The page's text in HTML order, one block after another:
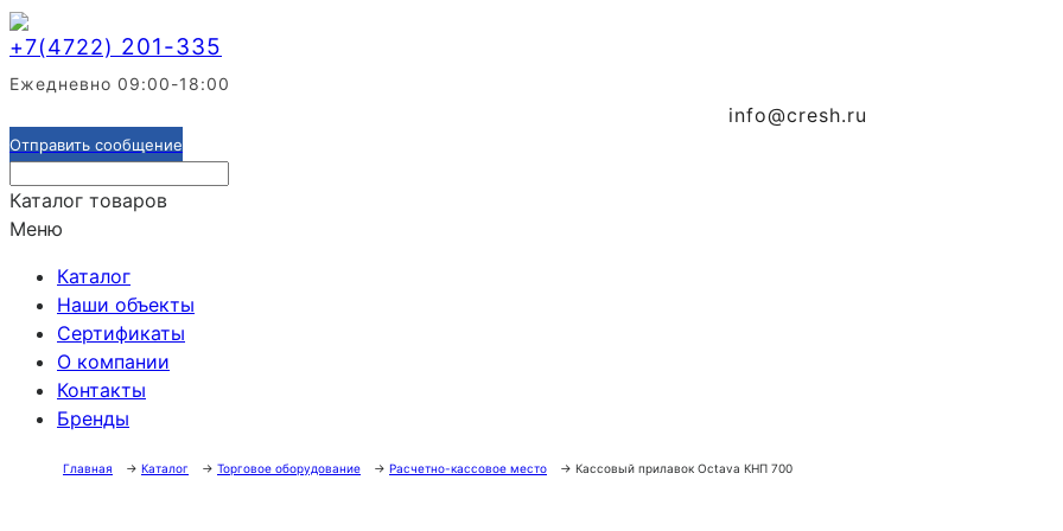
+7(4722) 201-335
Ежедневно 09:00-18:00
info@cresh.ru
Отправить сообщение
Каталог товаров
Меню
Каталог
Наши объекты
Сертификаты
О компании
Контакты
Бренды
Главная → Каталог → Торговое оборудование → Расчетно-кассовое место → Кассовый прилавок Octava КНП 700